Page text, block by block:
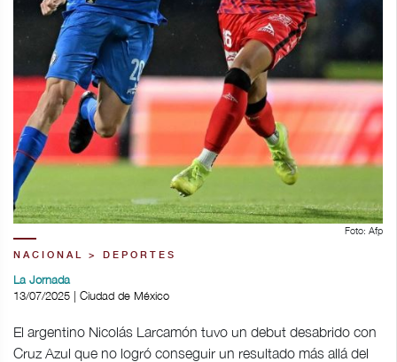
Foto: Afp
NACIONAL > DEPORTES
La Jornada
13/07/2025 | Ciudad de México
El argentino Nicolás Larcamón tuvo un debut desabrido con
Cruz Azul que no logró conseguir un resultado más allá del